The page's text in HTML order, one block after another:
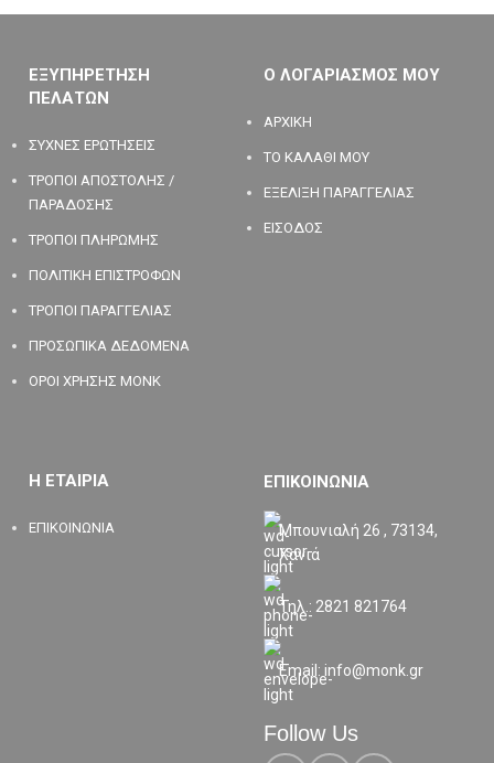
ΕΞΥΠΗΡΕΤΗΣΗ
ΠΕΛΑΤΩΝ
ΣΥΧΝΕΣ ΕΡΩΤΗΣΕΙΣ
ΤΡΟΠΟΙ ΑΠΟΣΤΟΛΗΣ /
ΠΑΡΑΔΟΣΗΣ
ΤΡΟΠΟΙ ΠΛΗΡΩΜΗΣ
ΠΟΛΙΤΙΚΗ ΕΠΙΣΤΡΟΦΩΝ
ΤΡΟΠΟΙ ΠΑΡΑΓΓΕΛΙΑΣ
ΠΡΟΣΩΠΙΚΑ ΔΕΔΟΜΕΝΑ
ΟΡΟΙ ΧΡΗΣΗΣ MONK
Ο ΛΟΓΑΡΙΑΣΜΟΣ ΜΟΥ
ΑΡΧΙΚΗ
ΤΟ ΚΑΛΑΘΙ ΜΟΥ
ΕΞΕΛΙΞΗ ΠΑΡΑΓΓΕΛΙΑΣ
ΕΙΣΟΔΟΣ
Η ΕΤΑΙΡΙΑ
ΕΠΙΚΟΙΝΩΝΙΑ
ΕΠΙΚΟΙΝΩΝΙΑ
Μπουνιαλή 26 , 73134,
Χανιά
Τηλ.: 2821 821764
Email: info@monk.gr
Follow Us